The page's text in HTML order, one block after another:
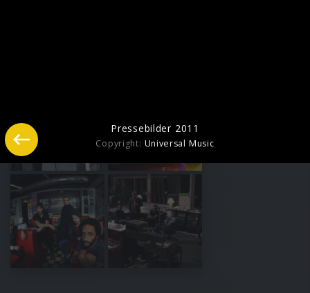
Pressebilder 2011
Copyright: Universal Music